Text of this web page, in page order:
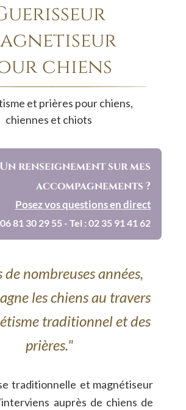
chiens
et prières pour chiens,
chiennes et chiots
Un renseignement sur mes
accompagnements ?
Posez vos questions en direct
81 30 29 55 - Tel : 02 35 91 41 62
de nombreuses années,
les chiens au travers
traditionnel et des
prières."
traditionnelle et magnétiseur
auprès de chiens de